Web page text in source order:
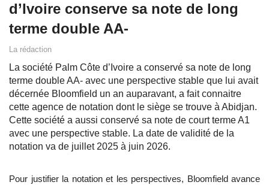
d’Ivoire conserve sa note de long
terme double AA-
La rédaction
La société Palm Côte d’Ivoire a conservé sa note de long
terme double AA- avec une perspective stable que lui avait
décernée Bloomfield un an auparavant, a fait connaitre
cette agence de notation dont le siège se trouve à Abidjan.
Cette société a aussi conservé sa note de court terme A1
avec une perspective stable. La date de validité de la
notation va de juillet 2025 à juin 2026.
Pour justifier la notation et les perspectives, Bloomfield avance